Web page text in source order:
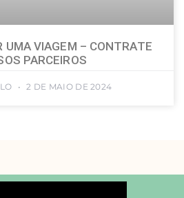
UMA VIAGEM – CONTRATE
PARCEIROS
2 DE MAIO DE 2024